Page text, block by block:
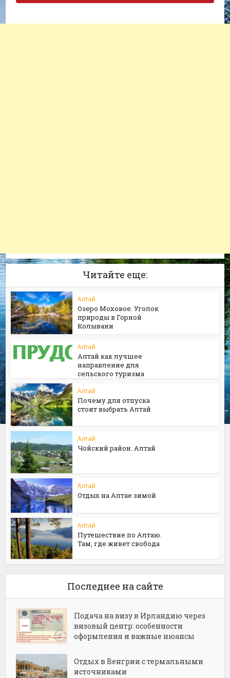
Читайте еще:
Алтай
Озеро Моховое: Уголок
природы в Горной
Колывани
Алтай
Алтай как лучшее
направление для
сельского туризма
Алтай
Почему для отпуска
стоит выбрать Алтай
Алтай
Чойский район. Алтай
Алтай
Отдых на Алтае зимой
Алтай
Путешествие по Алтаю.
Там, где живет свобода
Последнее на сайте
Подача на визу в Ирландию через
визовый центр: особенности
оформления и важные нюансы
Отдых в Венгрии с термальными
источниками